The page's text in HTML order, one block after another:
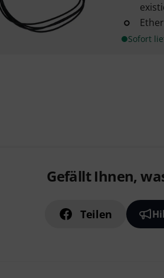
Sofort
Gefällt Ihnen,
Teilen